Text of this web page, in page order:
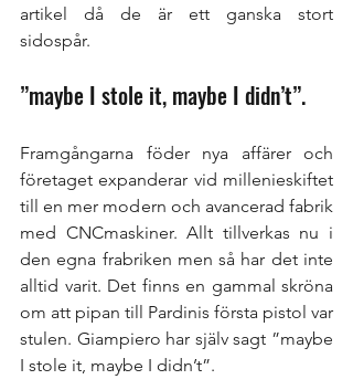
artikel då de är ett ganska stort
sidospår.
”maybe I stole it, maybe I didn’t”.
Framgångarna föder nya affärer och
företaget expanderar vid millenieskiftet
till en mer modern och avancerad fabrik
med CNCmaskiner. Allt tillverkas nu i
den egna frabriken men så har det inte
alltid varit. Det finns en gammal skröna
om att pipan till Pardinis första pistol var
stulen. Giampiero har själv sagt ”maybe
I stole it, maybe I didn’t”.